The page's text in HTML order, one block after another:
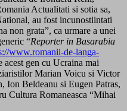
Actualitati si sotia sa,
au fost incunostiintati
non grata”, ca urmare a unei
“Reporter in Basarabia
www.romanii-de-langa-
acest gen cu Ucraina mai
Marian Voicu si Victor
Ion Beldeanu si Eugen Patras,
Cultura Romaneasca “Mihai